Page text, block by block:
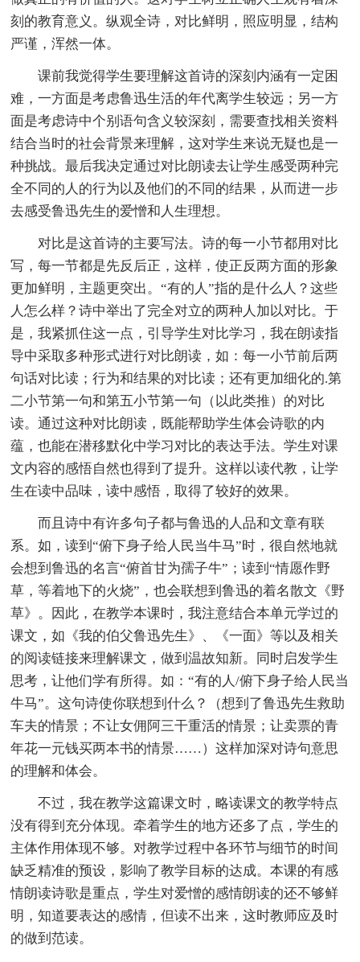
刻的教育意义。纵观全诗，对比鲜明，照应明显，结构
严谨，浑然一体。
课前我觉得学生要理解这首诗的深刻内涵有一定困
难，一方面是考虑鲁迅生活的年代离学生较远；另一方
面是考虑诗中个别语句含义较深刻，需要查找相关资料
结合当时的社会背景来理解，这对学生来说无疑也是一
种挑战。最后我决定通过对比朗读去让学生感受两种完
全不同的人的行为以及他们的不同的结果，从而进一步
去感受鲁迅先生的爱憎和人生理想。
对比是这首诗的主要写法。诗的每一小节都用对比
写，每一节都是先反后正，这样，使正反两方面的形象
更加鲜明，主题更突出。“有的人”指的是什么人？这些
人怎么样？诗中举出了完全对立的两种人加以对比。于
是，我紧抓住这一点，引导学生对比学习，我在朗读指
导中采取多种形式进行对比朗读，如：每一小节前后两
句话对比读；行为和结果的对比读；还有更加细化的.第
二小节第一句和第五小节第一句（以此类推）的对比
读。通过这种对比朗读，既能帮助学生体会诗歌的内
蕴，也能在潜移默化中学习对比的表达手法。学生对课
文内容的感悟自然也得到了提升。这样以读代教，让学
生在读中品味，读中感悟，取得了较好的效果。
而且诗中有许多句子都与鲁迅的人品和文章有联
系。如，读到“俯下身子给人民当牛马”时，很自然地就
会想到鲁迅的名言“俯首甘为孺子牛”；读到“情愿作野
草，等着地下的火烧”，也会联想到鲁迅的着名散文《野
草》。因此，在教学本课时，我注意结合本单元学过的
课文，如《我的伯父鲁迅先生》、《一面》等以及相关
的阅读链接来理解课文，做到温故知新。同时启发学生
思考，让他们学有所得。如：“有的人/俯下身子给人民当
牛马”。这句诗使你联想到什么？（想到了鲁迅先生救助
车夫的情景；不让女佣阿三干重活的情景；让卖票的青
年花一元钱买两本书的情景……）这样加深对诗句意思
的理解和体会。
不过，我在教学这篇课文时，略读课文的教学特点
没有得到充分体现。牵着学生的地方还多了点，学生的
主体作用体现不够。对教学过程中各环节与细节的时间
缺乏精准的预设，影响了教学目标的达成。本课的有感
情朗读诗歌是重点，学生对爱憎的感情朗读的还不够鲜
明，知道要表达的感情，但读不出来，这时教师应及时
的做到范读。